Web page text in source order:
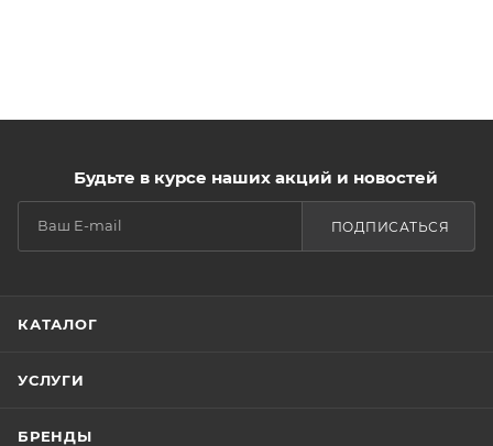
Будьте в курсе наших акций и новостей
ПОДПИСАТЬСЯ
КАТАЛОГ
УСЛУГИ
БРЕНДЫ